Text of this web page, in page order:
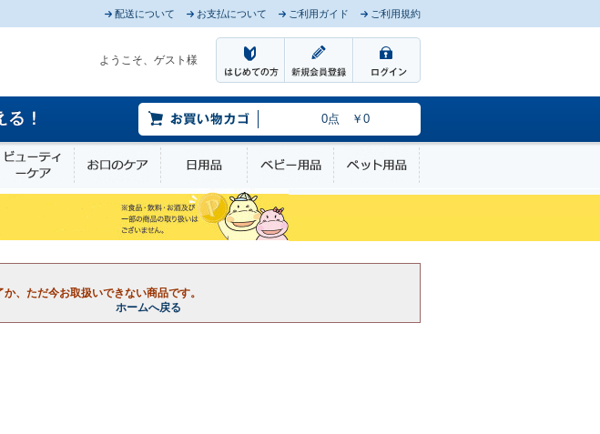
配送について お支払について ご利用ガイド ご利用規約
ようこそ、ゲスト様
0点 ￥0
食品 ビューティーケアお口のケア 日用品 ベビー用品 ペット用品
、ただ今お取扱いできない商品です。
ホームへ戻る